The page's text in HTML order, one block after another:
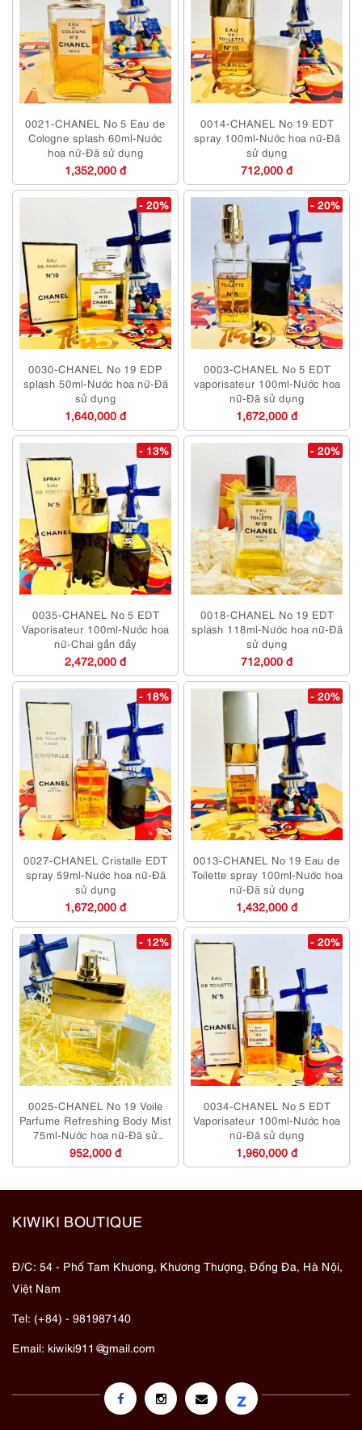
0021-CHANEL No 5 Eau de
Cologne splash 60ml-Nước
hoa nữ-Đã sử dụng
1,352,000 đ
0014-CHANEL No 19 EDT
spray 100ml-Nước hoa nữ-Đã
sử dụng
712,000 đ
- 20%
0030-CHANEL No 19 EDP
splash 50ml-Nước hoa nữ-Đã
sử dụng
1,640,000 đ
- 20%
0003-CHANEL No 5 EDT
vaporisateur 100ml-Nước hoa
nữ-Đã sử dụng
1,672,000 đ
- 13%
0035-CHANEL No 5 EDT
Vaporisateur 100ml-Nước hoa
nữ-Chai gần đầy
2,472,000 đ
- 20%
0018-CHANEL No 19 EDT
splash 118ml-Nước hoa nữ-Đã
sử dụng
712,000 đ
- 18%
0027-CHANEL Cristalle EDT
spray 59ml-Nước hoa nữ-Đã
sử dụng
1,672,000 đ
- 20%
0013-CHANEL No 19 Eau de
Toilette spray 100ml-Nước hoa
nữ-Đã sử dụng
1,432,000 đ
- 12%
0025-CHANEL No 19 Voile
Parfume Refreshing Body Mist
75ml-Nước hoa nữ-Đã sử
dụng
952,000 đ
- 20%
0034-CHANEL No 5 EDT
Vaporisateur 100ml-Nước hoa
nữ-Đã sử dụng
1,960,000 đ
KIWIKI BOUTIQUE
Đ/C: 54 - Phố Tam Khương, Khương Thượng, Đống Đa, Hà Nội,
Việt Nam
Tel: (+84) - 981987140
Email: kiwiki911@gmail.com
z